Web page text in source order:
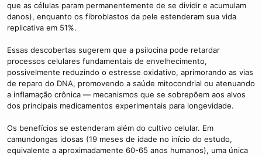
que as células param permanentemente de se dividir e acumulam
danos), enquanto os fibroblastos da pele estenderam sua vida
replicativa em 51%.
Essas descobertas sugerem que a psilocina pode retardar
processos celulares fundamentais de envelhecimento,
possivelmente reduzindo o estresse oxidativo, aprimorando as vias
de reparo do DNA, promovendo a saúde mitocondrial ou atenuando
a inflamação crônica — mecanismos que se sobrepõem aos alvos
dos principais medicamentos experimentais para longevidade.
Os benefícios se estenderam além do cultivo celular. Em
camundongas idosas (19 meses de idade no início do estudo,
equivalente a aproximadamente 60-65 anos humanos), uma única